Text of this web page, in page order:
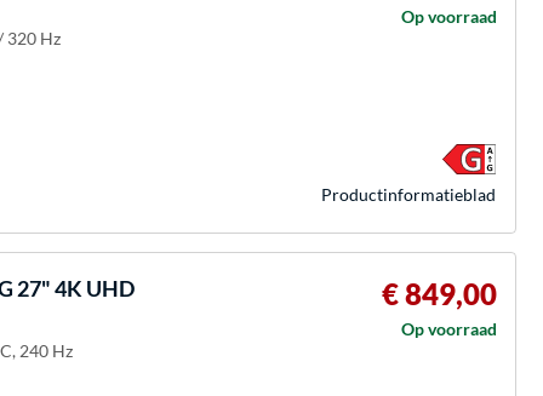
320 Hz
Op voorraad
Product­informatieblad
27" 4K UHD
240 Hz
€ 849,00
Op voorraad